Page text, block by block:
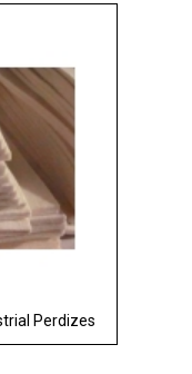
Perdizes